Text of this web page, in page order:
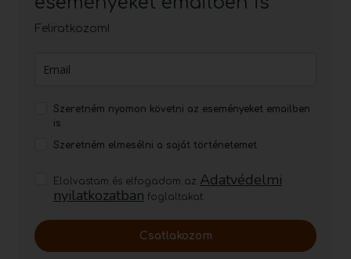
Feliratkozom!
Szeretném nyomon követni az eseményeket emailben
is
Szeretném elmesélni a saját történetemet
Elolvastam és elfogadom az Adatvédelmi
nyilatkozatban foglaltakat.
Csatlakozom